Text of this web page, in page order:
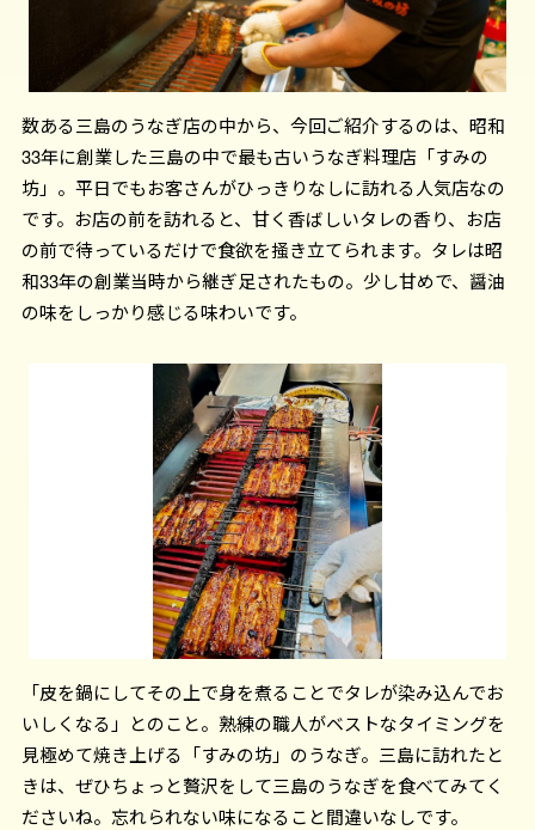
数ある三島のうなぎ店の中から、今回ご紹介するのは、昭和
33年に創業した三島の中で最も古いうなぎ料理店「すみの
坊」。平日でもお客さんがひっきりなしに訪れる人気店なの
です。お店の前を訪れると、甘く香ばしいタレの香り、お店
の前で待っているだけで食欲を掻き立てられます。タレは昭
和33年の創業当時から継ぎ足されたもの。少し甘めで、醤油
の味をしっかり感じる味わいです。
「皮を鍋にしてその上で身を煮ることでタレが染み込んでお
いしくなる」とのこと。熟練の職人がベストなタイミングを
見極めて焼き上げる「すみの坊」のうなぎ。三島に訪れたと
きは、ぜひちょっと贅沢をして三島のうなぎを食べてみてく
ださいね。忘れられない味になること間違いなしです。